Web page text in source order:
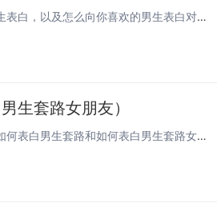
本篇文章给大家谈谈你是如何向喜欢的男生表白，以及怎么向你喜欢的男生表白对应的知识点，文章可能有点长，但是希望大家可以阅读完，增长自己的知识，最重要的是希望对各位有所帮助，可以解决了您的问题，不要忘了收藏本站喔。 如何和喜欢的男孩子表白 1....
生套路女朋友）
老铁们，大家好，相信还有很多朋友对于如何表白男生套路和如何表白男生套路女朋友的相关问题不太懂，没关系，今天就由我来为大家分享分享如何表白男生套路以及如何表白男生套路女朋友的问题，文章篇幅可能偏长，希望可以帮助到大家，下面一起来看看吧！ 怎样...